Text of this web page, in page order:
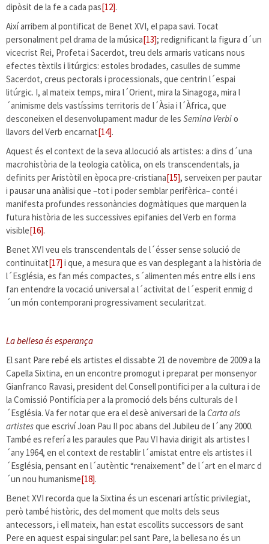
dipòsit de la fe a cada pas[12].
Així arribem al pontificat de Benet XVI, el papa savi. Tocat
personalment pel drama de la música[13]; redignificant la figura d´un
vicecrist Rei, Profeta i Sacerdot, treu dels armaris vaticans nous
efectes tèxtils i litúrgics: estoles brodades, casulles de summe
Sacerdot, creus pectorals i processionals, que centrin l´espai
litúrgic. I, al mateix temps, mira l´Orient, mira la Sinagoga, mira l
´animisme dels vastíssims territoris de l´Àsia i l´Àfrica, que
desconeixen el desenvolupament madur de les Semina Verbio
llavors del Verb encarnat[14].
Aquest és el context de la seva al.locució als artistes: a dins d´una
macrohistòria de la teologia catòlica, on els transcendentals, ja
definits per Aristòtil en època pre-cristiana[15], serveixen per pautar
i pausar una anàlisi que –tot i poder semblar perifèrica– conté i
manifesta profundes ressonàncies dogmàtiques que marquen la
futura història de les successives epifanies del Verb en forma
visible[16].
Benet XVI veu els transcendentals de l´ésser sense solució de
continuïtat[17] i que, a mesura que es van desplegant a la història de
l´Església, es fan més compactes, s´alimenten més entre ells i ens
fan entendre la vocació universal a l´activitat de l´esperit enmig d
´un món contemporani progressivament secularitzat.
La bellesa és esperança
El sant Pare rebé els artistes el dissabte 21 de novembre de 2009 a la
Capella Sixtina, en un encontre promogut i preparat per monsenyor
Gianfranco Ravasi, president del Consell pontifici per a la cultura i de
la Comissió Pontifícia per a la promoció dels béns culturals de l
´Església. Va fer notar que era el desè aniversari de la Carta als
artistesque escriví Joan Pau II poc abans del Jubileu de l´any 2000.
També es referí a les paraules que Pau VI havia dirigit als artistes l
´any 1964, en el context de restablir l´amistat entre els artistes i l
´Església, pensant en l´autèntic “renaixement” de l´art en el marc d
´un nou humanisme[18].
Benet XVI recorda que la Sixtina és un escenari artístic privilegiat,
però també històric, des del moment que molts dels seus
antecessors, i ell mateix, han estat escollits successors de sant
Pere en aquest espai singular: pel sant Pare, la bellesa no és un